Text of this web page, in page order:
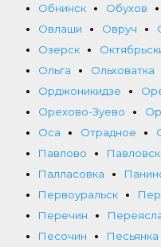
Обнинск
Обухов
Овлаши
Овруч
Озерск
Ольга
Ольховатка
Орджоникидзе
Орехово-Зуево
Оса
Отрадное
Павлово
Палласовка
Первоуральск
Перечин
Песочин
Песьянка